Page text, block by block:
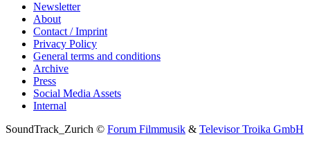
Newsletter
About
Contact / Imprint
Privacy Policy
General terms and conditions
Archive
Press
Social Media Assets
Internal
SoundTrack_Zurich © Forum Filmmusik & Televisor Troika GmbH